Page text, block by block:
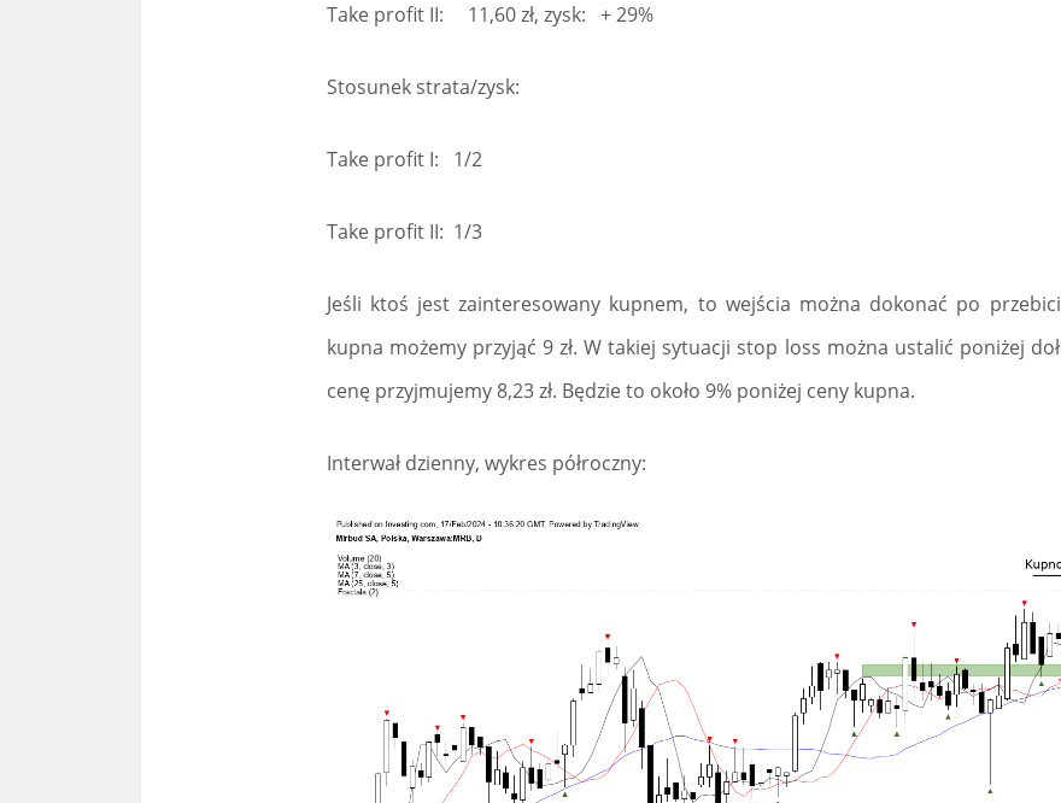
Take profit II: 11,60 zł, zysk: + 29%
Stosunek strata/zysk:
Take profit I: 1/2
Take profit II: 1/3
Jeśli ktoś jest zainteresowany kupnem, to wejścia można dokonać po
kupna możemy przyjąć 9 zł. W takiej sytuacji stop loss można ustalić poniżej
cenę przyjmujemy 8,23 zł. Będzie to około 9% poniżej ceny kupna.
Interwał dzienny, wykres półroczny: